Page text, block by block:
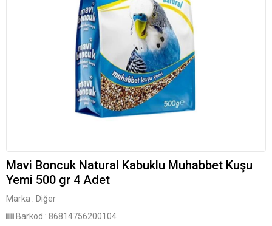
Mavi Boncuk Natural Kabuklu Muhabbet Kuşu
Yemi 500 gr 4 Adet
Marka : Diğer
Barkod : 86814756200104